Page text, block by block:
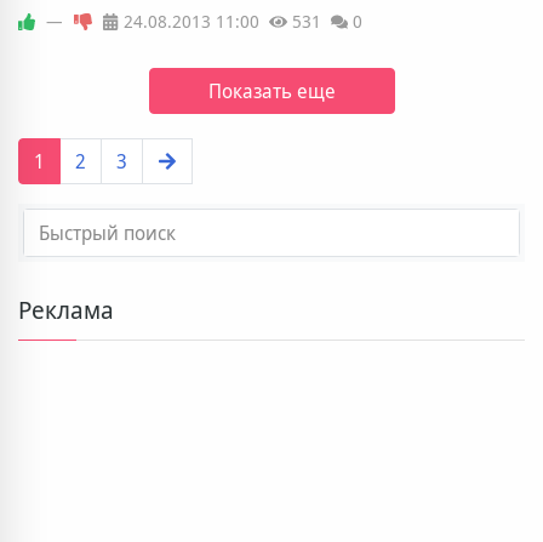
— 24.08.2013 11:00 531 0
Показать еще
1 2 3
Реклама